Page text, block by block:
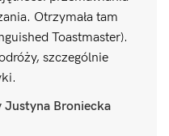
Otrzymała tam
Toastmaster).
szczególnie
Justyna Broniecka